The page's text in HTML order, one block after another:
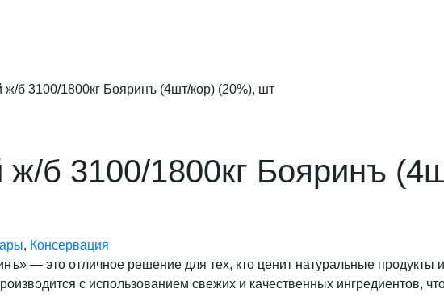
ж/б 3100/1800кг Бояринъ (4шт/кор) (20%), шт
б 3100/1800кг Бояринъ
, Консервация
— это отличное решение для тех, кто ценит натуральные продукты
с использованием свежих и качественных ингредиентов,